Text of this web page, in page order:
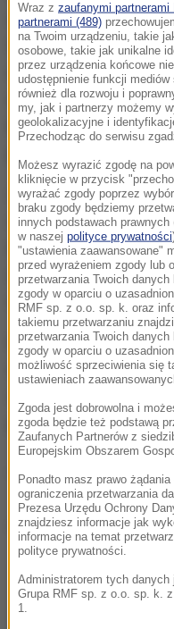
odsłonięcia nie
Władimira Putina
rzymskiego - w
napierśniku.
będzie miał wieniec
Zdaniem Poljakowa
symbolizuje rosyjską
też, że idea
aneksji Krymu, którą
rosyjskich ziem".
Popiersie, którego
rzeźbiarz Paweł
pieniądze, zostanie
(mn)
Dalsza część
Wraz z zaufanymi partnerami
partnerami (489)
na Twoim urządzeniu, takie
osobowe, takie jak unikalne
przez urządzenia końcowe
udostępnienie funkcji mediów
również dla rozwoju i
my, jak i partnerzy możemy
geolokalizacyjne i
Przechodząc do serwisu
Możesz wyrazić zgodę na
kliknięcie w przycisk
wyrażać zgody poprzez
braku zgody będziemy
innych podstawach
w naszej polityce prywatności
"ustawienia zaawansowane"
przed wyrażeniem zgody lub
przetwarzania Twoich
zgody w oparciu o
RMF sp. z o.o. sp. k. oraz
takiemu przetwarzaniu
przetwarzania Twoich
zgody w oparciu o
możliwość sprzeciwienia się
ustawieniach
Zgoda jest dobrowolna i
zgoda będzie też podstawą
Zaufanych Partnerów z
Europejskim Obszarem
Ponadto masz prawo
ograniczenia przetwarzania
Prezesa Urzędu Ochrony
znajdziesz informacje jak
informacje na temat
polityce prywatności.
Administratorem tych
Grupa RMF sp. z o.o. sp. k.
1.